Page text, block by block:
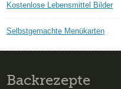
Kostenlose Lebensmittel Bilder
Selbstgemachte Menükarten
Backrezepte